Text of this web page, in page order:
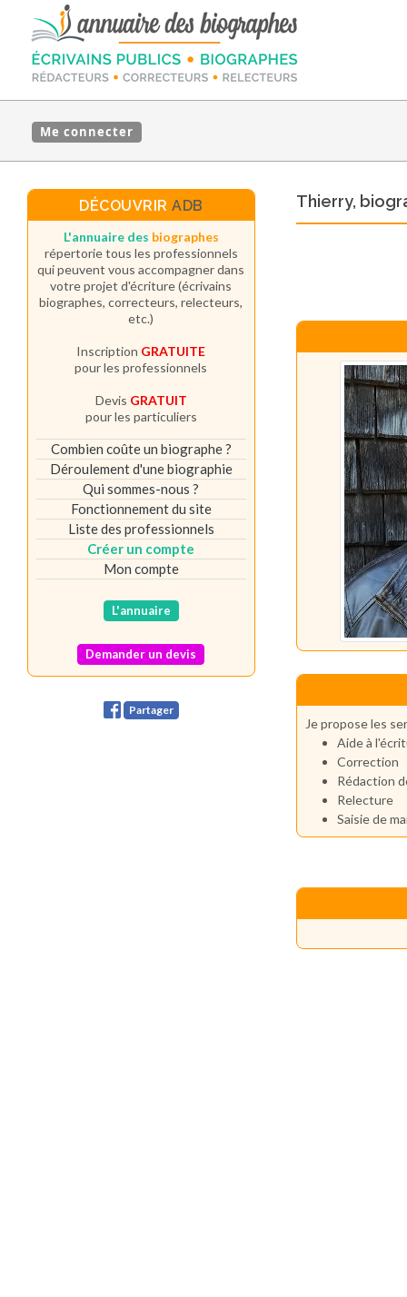
Me connecter
Thierry,
Je propose les
Aide à
Correction
Rédaction
Relecture
Saisie de
DÉCOUVRIRADB
L'annuaire des biographes
répertorie tous les professionnels
qui peuvent vous accompagner dans
votre projet d'écriture (écrivains
biographes, correcteurs, relecteurs,
etc.)
Inscription GRATUITE
pour les professionnels
Devis GRATUIT
pour les particuliers
Combien coûte un biographe ?
Déroulement d'une biographie
Qui sommes-nous ?
Fonctionnement du site
Liste des professionnels
Créer un compte
Mon compte
L'annuaire
Demander un devis
Partager